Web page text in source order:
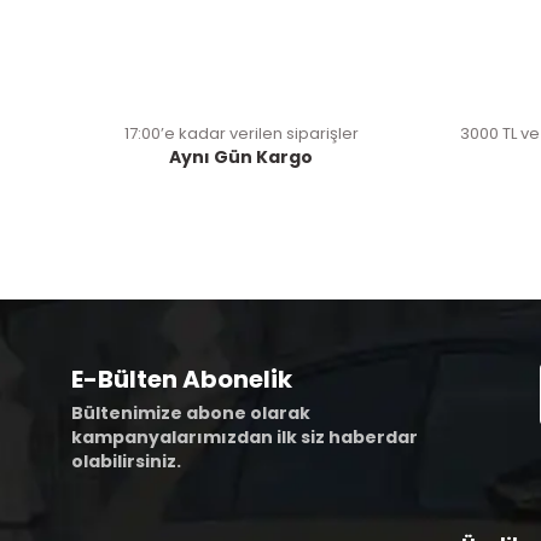
17:00’e kadar verilen siparişler
Aynı Gün Kargo
3000 TL
E-Bülten Abonelik
Bültenimize abone olarak
kampanyalarımızdan ilk siz haberdar
olabilirsiniz.